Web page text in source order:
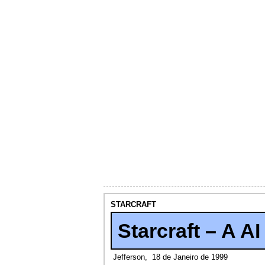
STARCRAFT
Starcraft – A
Jefferson, 18 de Janeiro de 1999